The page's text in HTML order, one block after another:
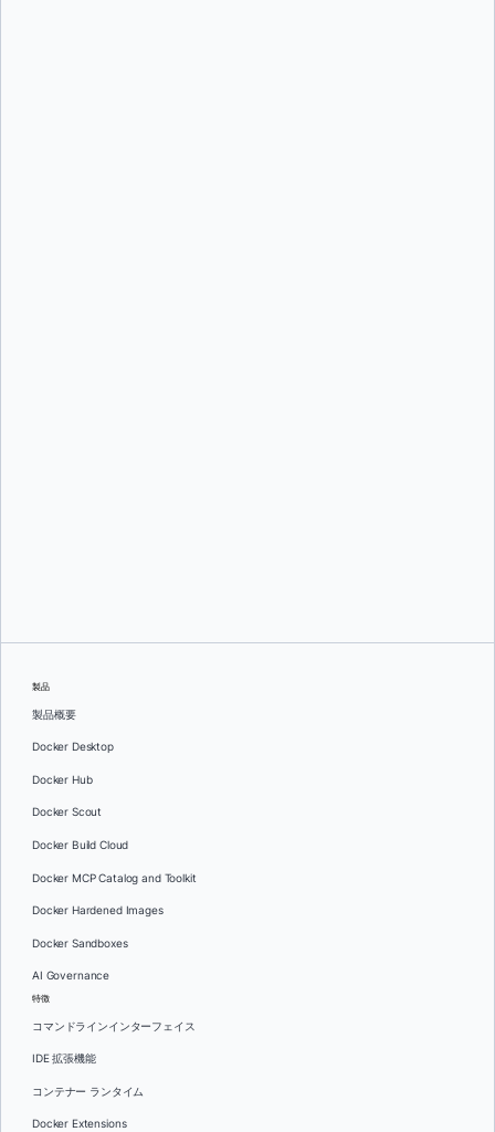
製品
製品概要
Docker Desktop
Docker Hub
Docker Scout
Docker Build Cloud
Docker MCP Catalog and Toolkit
Docker Hardened Images
Docker Sandboxes
AI Governance
特徴
コマンドラインインターフェイス
IDE 拡張機能
コンテナー ランタイム
Docker Extensions